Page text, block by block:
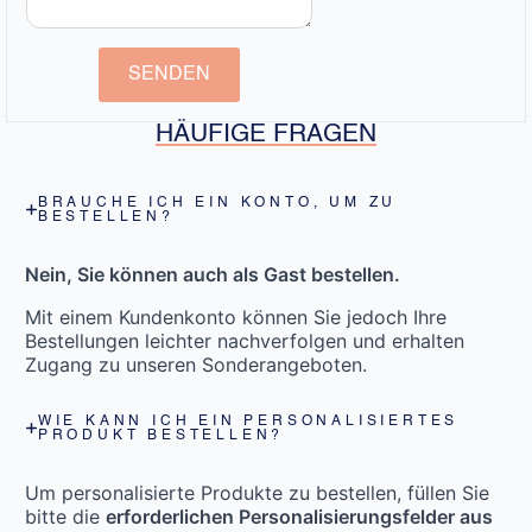
SENDEN
HÄUFIGE FRAGEN
BRAUCHE ICH EIN KONTO, UM ZU
BESTELLEN?
Nein, Sie können auch als Gast bestellen.
Mit einem Kundenkonto können Sie jedoch Ihre
Bestellungen leichter nachverfolgen und erhalten
Zugang zu unseren Sonderangeboten.
WIE KANN ICH EIN PERSONALISIERTES
PRODUKT BESTELLEN?
Um personalisierte Produkte zu bestellen, füllen Sie
bitte die erforderlichen Personalisierungsfelder aus